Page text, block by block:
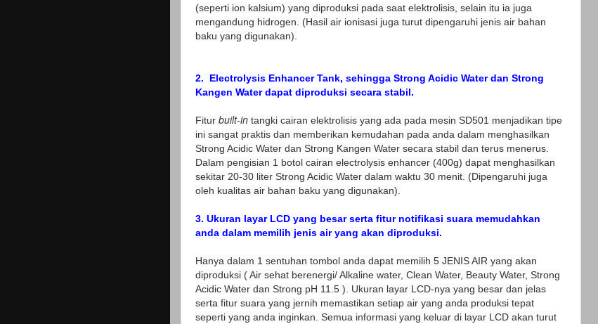
(seperti ion kalsium) yang diproduksi pada saat elektrolisis, selain itu ia juga
mengandung hidrogen. (Hasil air ionisasi juga turut dipengaruhi jenis air bahan
baku yang digunakan).
2.
Electrolysis Enhancer Tank, sehingga Strong Acidic Water dan Strong
Kangen Water dapat diproduksi secara stabil.
Fitur built-in tangki cairan elektrolisis yang ada pada mesin SD501 menjadikan tipe
ini sangat praktis dan memberikan kemudahan pada anda dalam menghasilkan
Strong Acidic Water dan Strong Kangen Water secara stabil dan terus menerus.
Dalam pengisian 1 botol cairan electrolysis enhancer (400g) dapat menghasilkan
sekitar 20-30 liter Strong Acidic Water dalam waktu 30 menit. (Dipengaruhi juga
oleh kualitas air bahan baku yang digunakan).
3. Ukuran layar LCD yang besar serta fitur notifikasi suara memudahkan
anda dalam memilih jenis air yang akan diproduksi.
Hanya dalam 1 sentuhan tombol anda dapat memilih 5 JENIS AIR yang akan
diproduksi ( Air sehat berenergi/ Alkaline water, Clean Water, Beauty Water, Strong
Acidic Water dan Strong pH 11.5 ). Ukuran layar LCD-nya yang besar dan jelas
serta fitur suara yang jernih memastikan setiap air yang anda produksi tepat
seperti yang anda inginkan. Semua informasi yang keluar di layar LCD akan turut